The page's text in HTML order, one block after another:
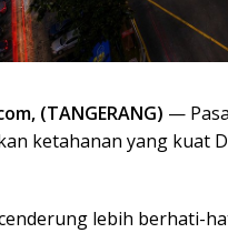
(TANGERANG) —
ketahanan yang kuat
lebih berhati-